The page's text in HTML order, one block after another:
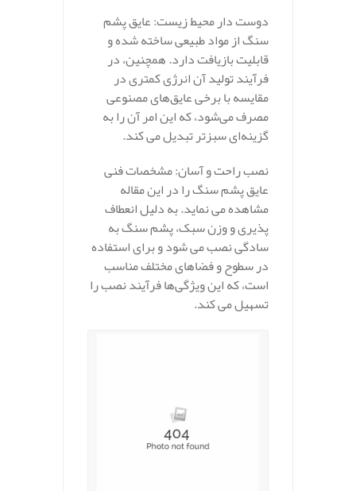
دوست‌ دار محیط زیست: عایق پشم
سنگ از مواد طبیعی ساخته شده و
قابلیت بازیافت دارد. همچنین، در
فرآیند تولید آن انرژی کمتری در
مقایسه با برخی عایق‌های مصنوعی
مصرف می‌شود، که این امر آن را به
گزینه‌ای سبزتر تبدیل می‌ کند.
نصب راحت و آسان: مشخصات فنی
عایق پشم سنگ را در این مقاله
مشاهده می نماید. به دلیل انعطاف‌
پذیری و وزن سبک، پشم سنگ به
سادگی نصب می‌ شود و برای استفاده
در سطوح و فضاهای مختلف مناسب
است، که این ویژگی‌ها فرآیند نصب را
تسهیل می‌ کند.